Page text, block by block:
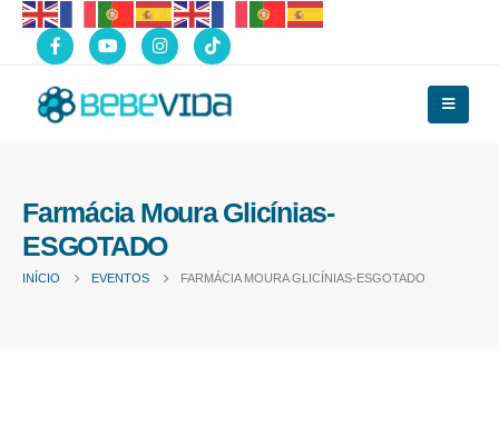
Farmácia Moura Glicínias-
ESGOTADO
INÍCIO EVENTOS FARMÁCIA MOURA GLICÍNIAS-ESGOTADO